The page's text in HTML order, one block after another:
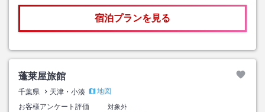
宿泊プランを見る
蓬莱屋旅館
千葉県 天津・小湊
地図
お客様アンケート評価
対象外